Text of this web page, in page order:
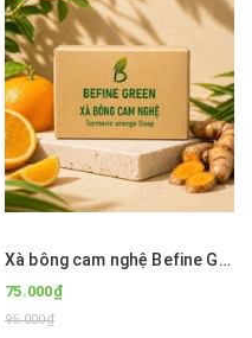
Xà bông cam nghệ Befine Green
75.000₫
95.000₫